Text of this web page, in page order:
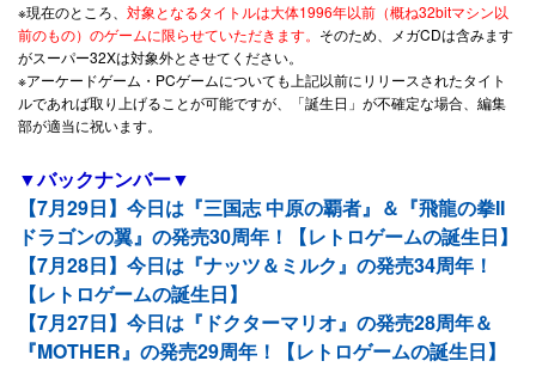
※現在のところ、 対象となるタイトルは大体1996年以前（概ね32bitマシン以
前のもの）のゲームに限らせていただきます。 そのため、メガCDは含みます
がスーパー32Xは対象外とさせてください。
※アーケードゲーム・PCゲームについても上記以前にリリースされたタイト
ルであれば取り上げることが可能ですが、「誕生日」が不確定な場合、編集
部が適当に祝います。
▼バックナンバー▼
【7月29日】今日は『三国志 中原の覇者』＆『飛龍の拳II
ドラゴンの翼』の発売30周年！【レトロゲームの誕生日】
【7月28日】今日は『ナッツ＆ミルク』の発売34周年！
【レトロゲームの誕生日】
【7月27日】今日は『ドクターマリオ』の発売28周年＆
『MOTHER』の発売29周年！【レトロゲームの誕生日】